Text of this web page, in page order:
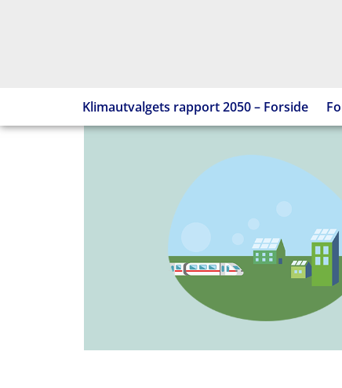
Klimautvalgets rapport 2050 – Forside
Beslutningssystemene